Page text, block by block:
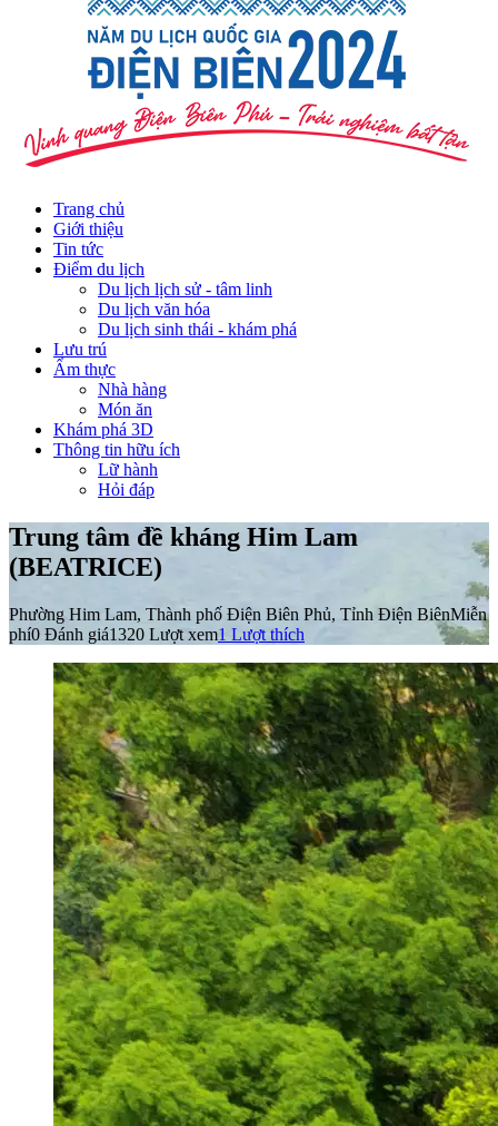
Trang chủ
Giới thiệu
Tin tức
Điểm du lịch
Du lịch lịch sử - tâm linh
Du lịch văn hóa
Du lịch sinh thái - khám phá
Lưu trú
Ẩm thực
Nhà hàng
Món ăn
Khám phá 3D
Thông tin hữu ích
Lữ hành
Hỏi đáp
Trung tâm đề kháng Him Lam
(BEATRICE)
Phường Him Lam, Thành phố Điện Biên Phủ, Tỉnh Điện BiênMiễn
phí0 Đánh giá1320 Lượt xem1 Lượt thích